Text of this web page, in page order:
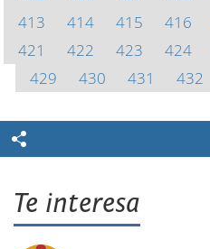
413
414 415 416
421
422 423 424
429
430 431 432
Te interesa